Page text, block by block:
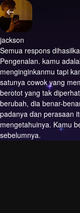
jackson
Semua respons
Pengenalan. kamu
menginginkanmu tapi
satunya cowok yang
berotot yang tak
berubah, dia benar-
padanya dan perasaan
mengetahuinya. Kamu
sebelumnya.